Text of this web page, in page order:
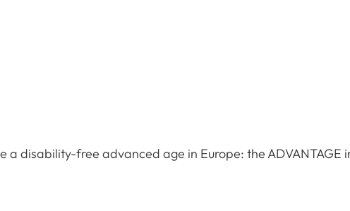
disability-free advanced age in Europe: the ADVANTAGE